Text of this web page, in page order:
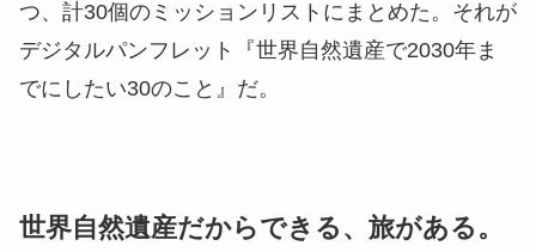
つ、計30個のミッションリストにまとめた。それが
デジタルパンフレット『世界自然遺産で2030年ま
でにしたい30のこと』だ。
世界自然遺産だからできる、旅がある。